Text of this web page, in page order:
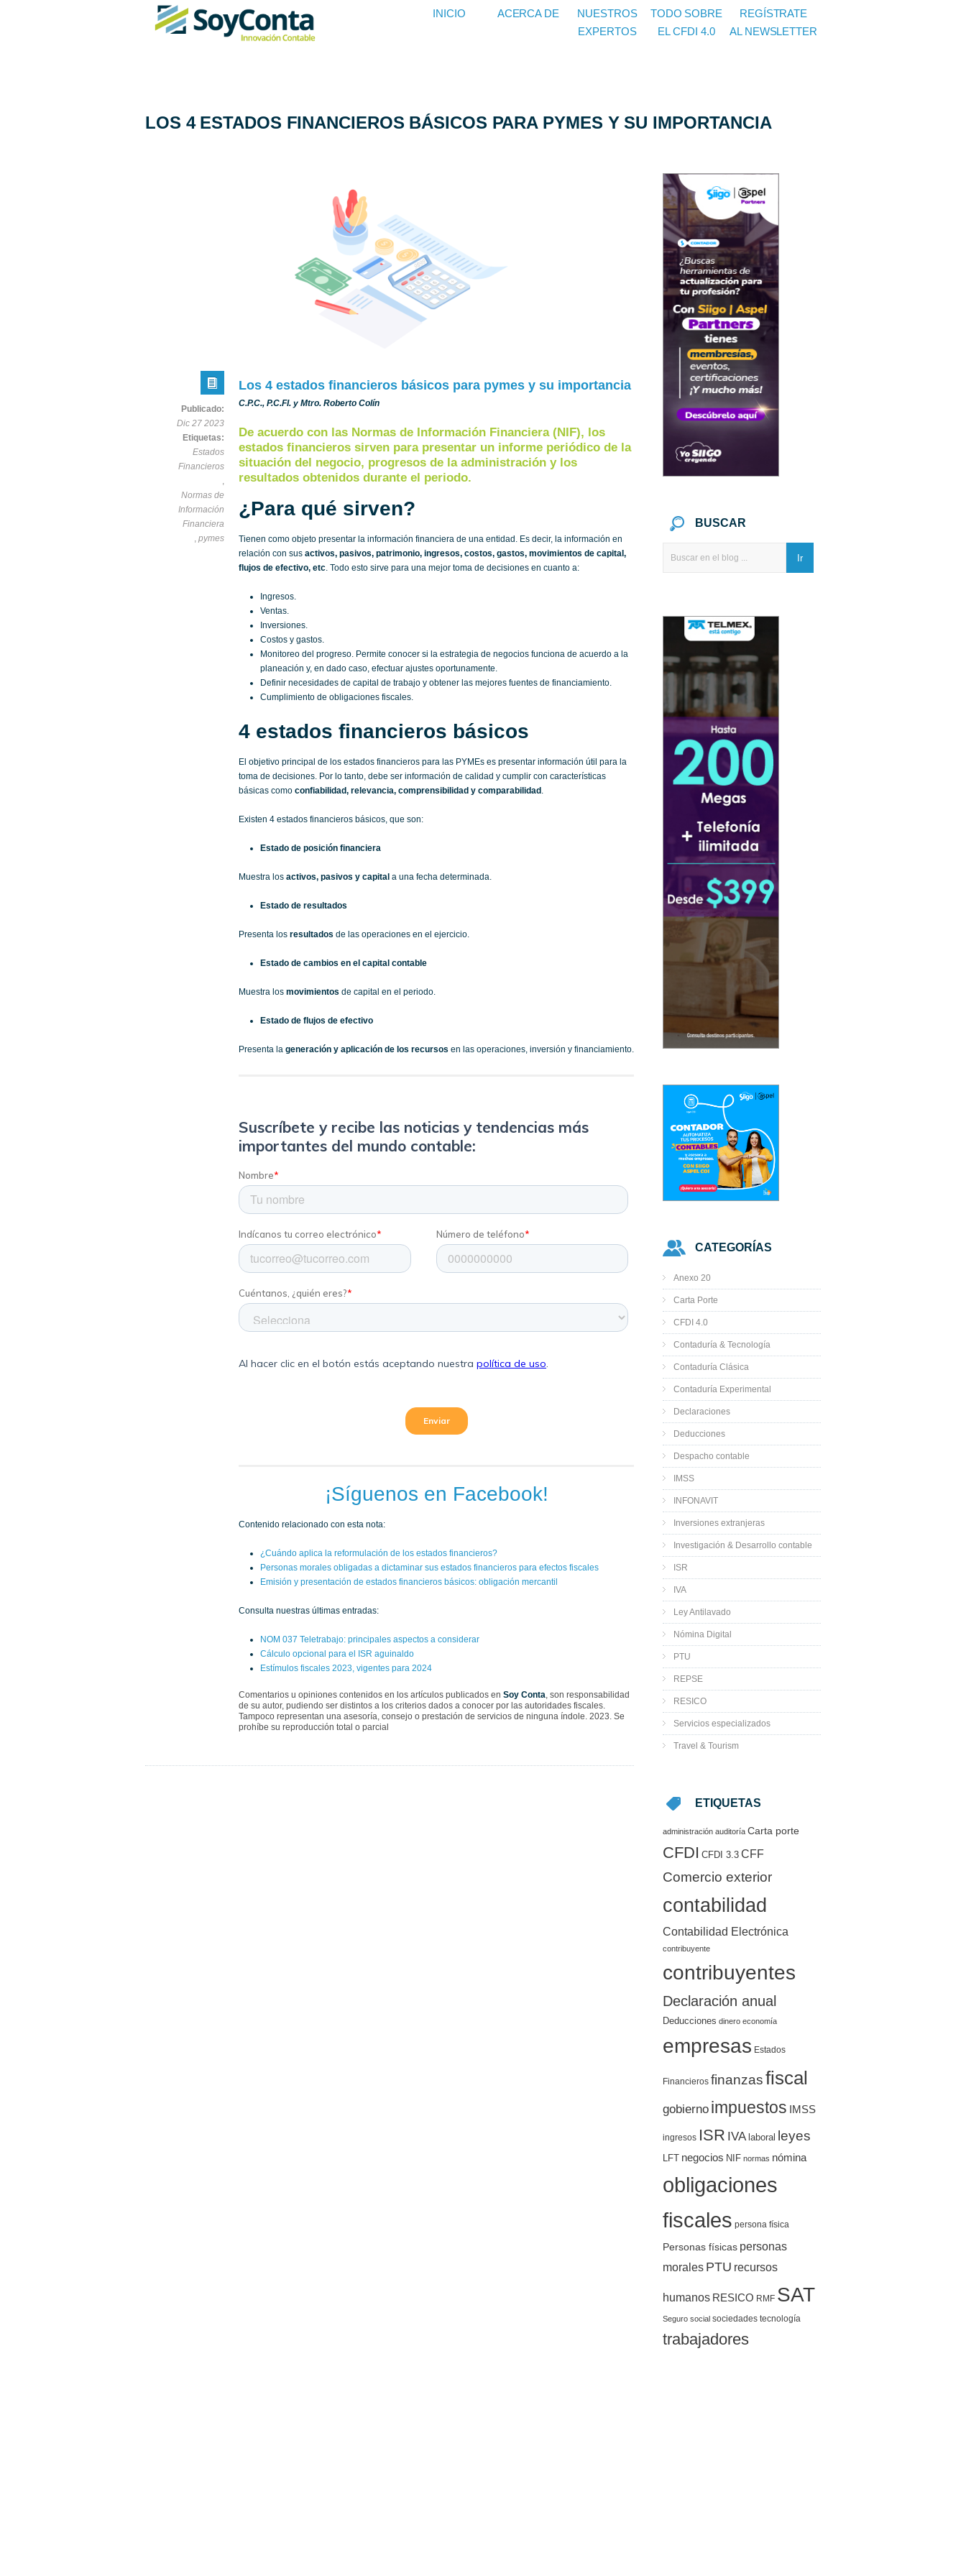
INICIO ACERCA DE
NUESTROS
EXPERTOS
TODO SOBRE
EL CFDI 4.0
REGÍSTRATE
AL NEWSLETTER
LOS 4 ESTADOS FINANCIEROS BÁSICOS PARA PYMES Y SU IMPORTANCIA
Los 4 estados financieros básicos para pymes y su importancia
C.P.C., P.C.FI. y Mtro. Roberto Colín
De acuerdo con las Normas de Información Financiera (NIF), los
estados financieros sirven para presentar un informe periódico de la
situación del negocio, progresos de la administración y los
resultados obtenidos durante el periodo.
¿Para qué sirven?
Tienen como objeto presentar la información financiera de una entidad. Es decir, la información en
relación con sus activos, pasivos, patrimonio, ingresos, costos, gastos, movimientos de capital,
flujos de efectivo, etc. Todo esto sirve para una mejor toma de decisiones en cuanto a:
Ingresos.
Ventas.
Inversiones.
Costos y gastos.
Monitoreo del progreso. Permite conocer si la estrategia de negocios funciona de acuerdo a la
planeación y, en dado caso, efectuar ajustes oportunamente.
Definir necesidades de capital de trabajo y obtener las mejores fuentes de financiamiento.
Cumplimiento de obligaciones fiscales.
4 estados financieros básicos
El objetivo principal de los estados financieros para las PYMEs es presentar información útil para la
toma de decisiones. Por lo tanto, debe ser información de calidad y cumplir con características
básicas como confiabilidad, relevancia, comprensibilidad y comparabilidad .
Existen 4 estados financieros básicos, que son:
Estado de posición financiera
Muestra los activos, pasivos y capital a una fecha determinada.
Estado de resultados
Presenta los resultados de las operaciones en el ejercicio.
Estado de cambios en el capital contable
Muestra los movimientos de capital en el periodo.
Estado de flujos de efectivo
Presenta la generación y aplicación de los recursos en las operaciones, inversión y financiamiento.
¡Síguenos en Facebook!
Contenido relacionado con esta nota:
¿Cuándo aplica la reformulación de los estados financieros?
Personas morales obligadas a dictaminar sus estados financieros para efectos fiscales
Emisión y presentación de estados financieros básicos: obligación mercantil
Consulta nuestras últimas entradas:
NOM 037 Teletrabajo: principales aspectos a considerar
Cálculo opcional para el ISR aguinaldo
Estímulos fiscales 2023, vigentes para 2024
Comentarios u opiniones contenidos en los artículos publicados en Soy Conta, son responsabilidad
de su autor, pudiendo ser distintos a los criterios dados a conocer por las autoridades fiscales.
Tampoco representan una asesoría, consejo o prestación de servicios de ninguna índole. 2023. Se
prohíbe su reproducción total o parcial
Publicado:
Dic 27 2023
Etiquetas:
Estados
Financieros
,
Normas de
Información
Financiera
, pymes
BUSCAR
CATEGORÍAS
Anexo 20
Carta Porte
CFDI 4.0
Contaduría & Tecnología
Contaduría Clásica
Contaduría Experimental
Declaraciones
Deducciones
Despacho contable
IMSS
INFONAVIT
Inversiones extranjeras
Investigación & Desarrollo contable
ISR
IVA
Ley Antilavado
Nómina Digital
PTU
REPSE
RESICO
Servicios especializados
Travel & Tourism
ETIQUETAS
administración auditoría Carta porte
CFDI CFDI 3.3 CFF
Comercio exterior
contabilidad
Contabilidad Electrónica
contribuyente
contribuyentes
Declaración anual
Deducciones dinero economía
empresas Estados
Financieros finanzasfiscal
gobierno impuestos IMSS
ingresos ISR IVA laboral leyes
LFT negocios NIF normas nómina
obligaciones
fiscales persona física
Personas físicas personas
morales PTU recursos
humanos RESICO RMF SAT
Seguro social sociedades tecnología
trabajadores